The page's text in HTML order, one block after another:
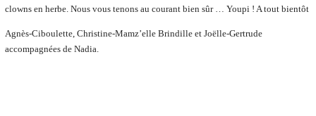
clowns en herbe. Nous vous tenons au courant bien sûr … Youpi ! A tout bientôt
Agnès-Ciboulette, Christine-Mamz’elle Brindille et Joëlle-Gertrude
accompagnées de Nadia.